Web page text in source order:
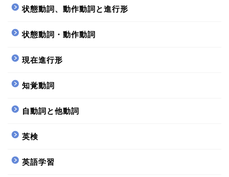
状態動詞、動作動詞と進行形
状態動詞・動作動詞
現在進行形
知覚動詞
自動詞と他動詞
英検
英語学習